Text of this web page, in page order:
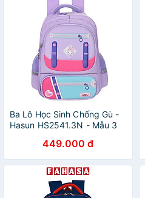
Ba Lô Học Sinh Chống Gù -
Hasun HS2541.3N - Mẫu 3
449.000 đ